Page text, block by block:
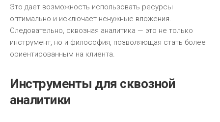
Это дает возможность использовать ресурсы
оптимально и исключает ненужные вложения.
Следовательно, сквозная аналитика — это не только
инструмент, но и философия, позволяющая стать более
ориентированным на клиента.
Инструменты для сквозной
аналитики